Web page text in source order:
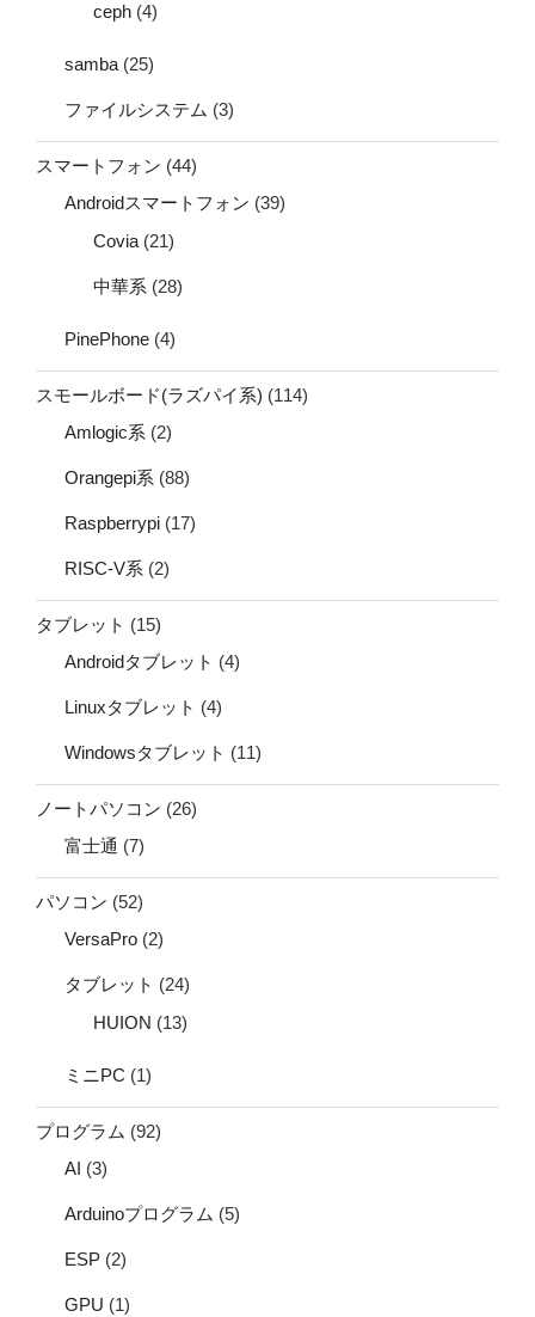
ceph (4)
samba (25)
ファイルシステム (3)
スマートフォン (44)
Androidスマートフォン (39)
Covia (21)
中華系 (28)
PinePhone (4)
スモールボード(ラズパイ系) (114)
Amlogic系 (2)
Orangepi系 (88)
Raspberrypi (17)
RISC-V系 (2)
タブレット (15)
Androidタブレット (4)
Linuxタブレット (4)
Windowsタブレット (11)
ノートパソコン (26)
富士通 (7)
パソコン (52)
VersaPro (2)
タブレット (24)
HUION (13)
ミニPC (1)
プログラム (92)
AI (3)
Arduinoプログラム (5)
ESP (2)
GPU (1)